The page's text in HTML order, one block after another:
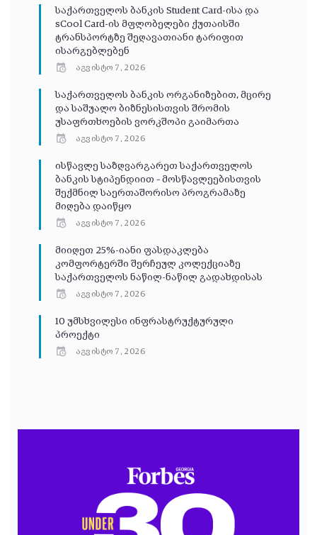
საქართველოს ბანკის Student Card-ისა და
sCool Card-ის მფლობელები ქუთაისში
ტრანსპორტზე შეღავათიანი ტარიფით
ისარგებლებენ
აგვისტო 7, 2026
საქართველოს ბანკის ორგანიზებით, მცირე
და საშუალო ბიზნესისთვის შრომის
უსაფრთხოების ვორკშოპი გაიმართა
აგვისტო 7, 2026
ისწავლე საზღვარგარეთ საქართველოს
ბანკის სტიპენდიით – მოსწავლეებისთვის
შექმნილ საერთაშორისო პროგრამაზე
მიღება დაიწყო
აგვისტო 7, 2026
მიიღეთ 25%-იანი ფასდაკლება
კომფორტერში შერჩეულ კოლექციაზე
საქართველოს ნაწილ-ნაწილ გადახდისას
აგვისტო 7, 2026
10 უმსხვილესი ინფრასტრუქტურული
პროექტი
აგვისტო 7, 2026